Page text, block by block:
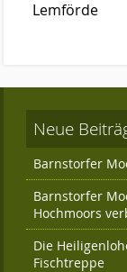
Satzung
Links
Kontakt
Lemförde
Neue
Barnstorfer
Barnstorfer
Hochmoors
Die
Fischtreppe